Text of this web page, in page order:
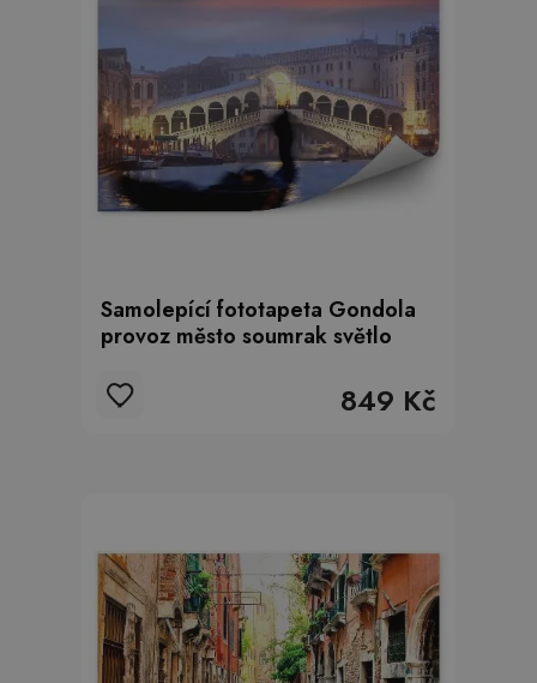
Samolepící fototapeta Gondola
provoz město soumrak světlo
849 Kč